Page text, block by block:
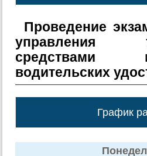
Проведение
управления
водительских
График